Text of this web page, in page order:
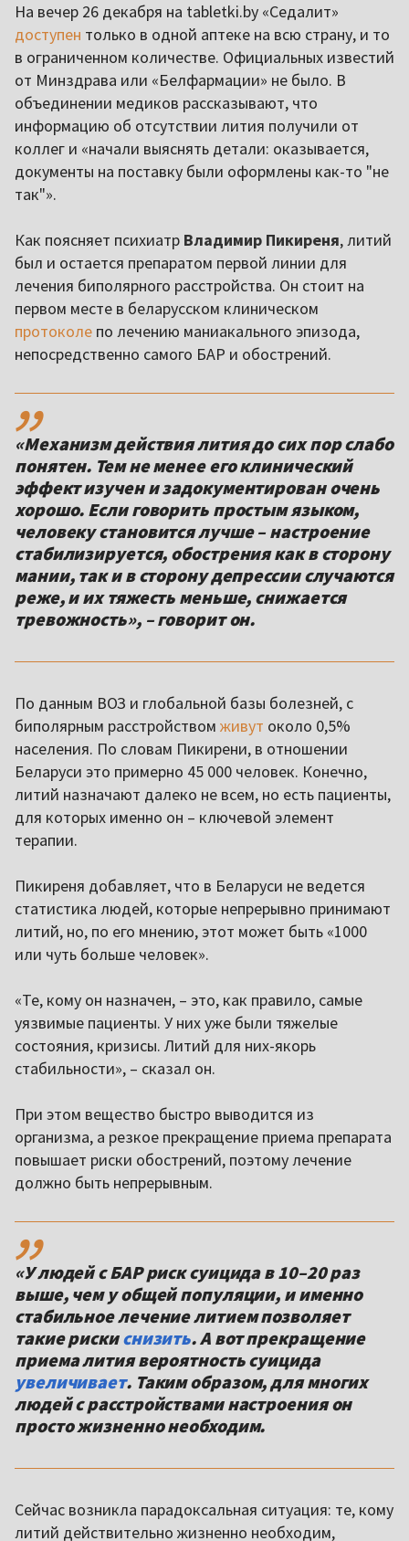
На вечер 26 декабря на tabletki.by «Седалит»
доступен только в одной аптеке на всю страну, и то
в ограниченном количестве. Официальных известий
от Минздрава или «Белфармации» не было. В
объединении медиков рассказывают, что
информацию об отсутствии лития получили от
коллег и «начали выяснять детали: оказывается,
документы на поставку были оформлены как-то "не
так"».
Как поясняет психиатр Владимир Пикиреня, литий
был и остается препаратом первой линии для
лечения биполярного расстройства. Он стоит на
первом месте в беларусском клиническом
протоколе по лечению маниакального эпизода,
непосредственно самого БАР и обострений.
,,
«Механизм действия лития до сих пор слабо
понятен. Тем не менее его клинический
эффект изучен и задокументирован очень
хорошо. Если говорить простым языком,
человеку становится лучше – настроение
стабилизируется, обострения как в сторону
мании, так и в сторону депрессии случаются
реже, и их тяжесть меньше, снижается
тревожность», – говорит он.
По данным ВОЗ и глобальной базы болезней, с
биполярным расстройством живут около 0,5%
населения. По словам Пикирени, в отношении
Беларуси это примерно 45 000 человек. Конечно,
литий назначают далеко не всем, но есть пациенты,
для которых именно он – ключевой элемент
терапии.
Пикиреня добавляет, что в Беларуси не ведется
статистика людей, которые непрерывно принимают
литий, но, по его мнению, этот может быть «1000
или чуть больше человек».
«Те, кому он назначен, – это, как правило, самые
уязвимые пациенты. У них уже были тяжелые
состояния, кризисы. Литий для них-якорь
стабильности», – сказал он.
При этом вещество быстро выводится из
организма, а резкое прекращение приема препарата
повышает риски обострений, поэтому лечение
должно быть непрерывным.
,,
«У людей с БАР риск суицида в 10–20 раз
выше, чем у общей популяции, и именно
стабильное лечение литием позволяет
такие рискиснизить. А вот прекращение
приема лития вероятность суицида
увеличивает. Таким образом, для многих
людей с расстройствами настроения он
просто жизненно необходим.
Сейчас возникла парадоксальная ситуация: те, кому
литий действительно жизненно необходим,